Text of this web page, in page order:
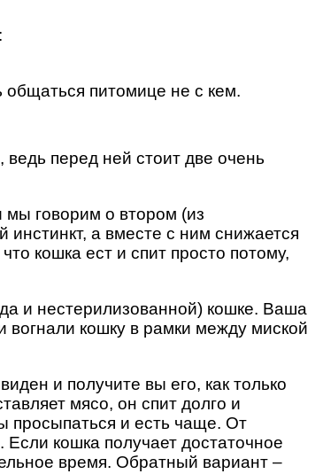
общаться питомице не с кем.
ведь перед ней стоит две очень
мы говорим о втором (из
а вместе с ним снижается
кошка ест и спит просто потому,
и нестерилизованной) кошке. Ваша
кошку в рамки между миской
и получите вы его, как только
мясо, он спит долго и
просыпаться и есть чаще. От
кошка получает достаточное
время. Обратный вариант –